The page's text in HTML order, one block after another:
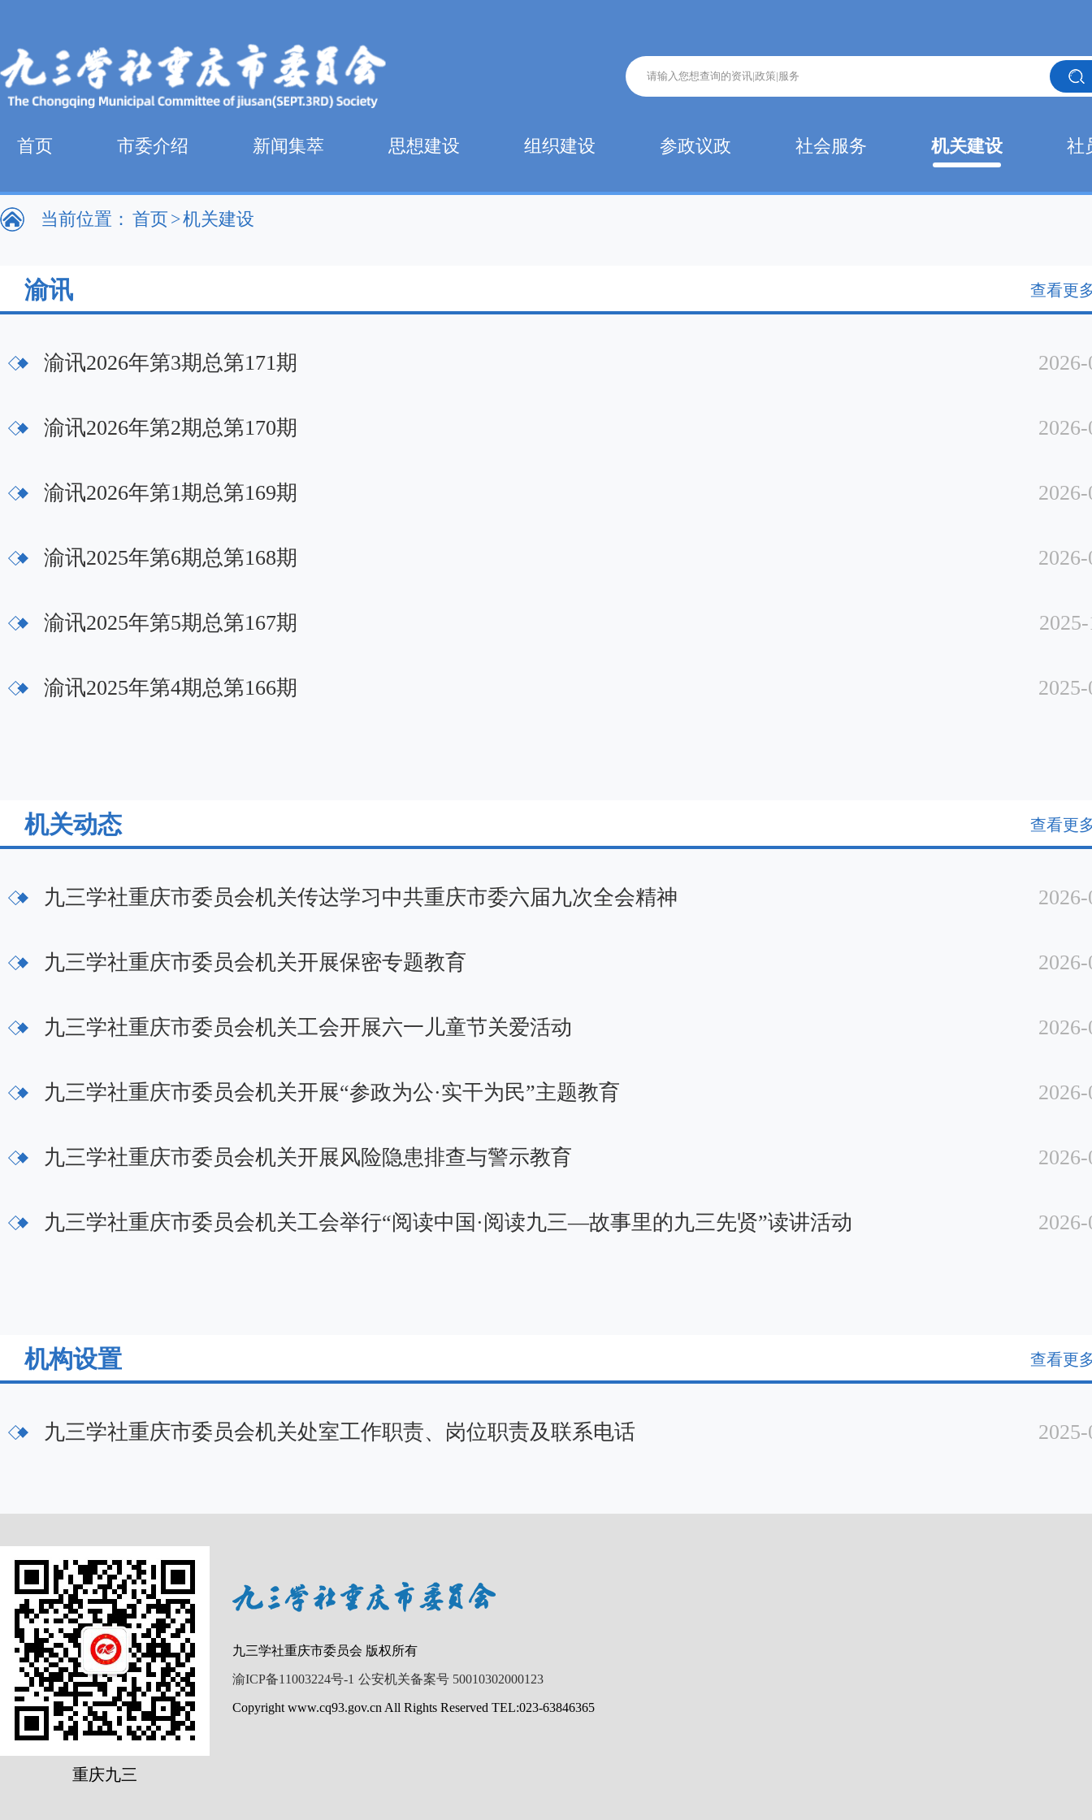
首页 市委介绍 新闻集萃 思想建设 组织建设 参政议政 社会服务 机关建设 社
当前位置： 首页 >机关建设
渝讯 查看更
渝讯2026年第3期总第171期
渝讯2026年第2期总第170期
渝讯2026年第1期总第169期
渝讯2025年第6期总第168期
渝讯2025年第5期总第167期
渝讯2025年第4期总第166期
机关动态 查看更
九三学社重庆市委员会机关传达学习中共重庆市委六届九次全会精神
九三学社重庆市委员会机关开展保密专题教育
九三学社重庆市委员会机关工会开展六一儿童节关爱活动
九三学社重庆市委员会机关开展“参政为公·实干为民”主题教育
九三学社重庆市委员会机关开展风险隐患排查与警示教育
九三学社重庆市委员会机关工会举行“阅读中国·阅读九三—故事里的九三先贤”读讲活动
机构设置 查看更
九三学社重庆市委员会机关处室工作职责、岗位职责及联系电话
重庆九三
九三学社重庆市委员会 版权所有
渝ICP备11003224号-1 公安机关备案号 50010302000123
Copyright www.cq93.gov.cn All Rights Reserved TEL:023-63846365